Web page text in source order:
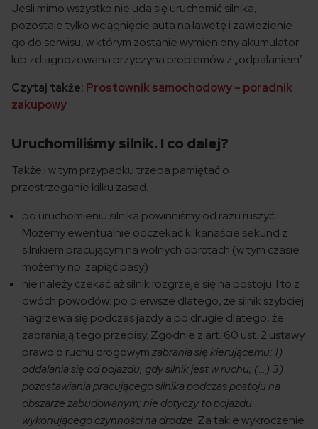
Jeśli mimo wszystko nie uda się uruchomić silnika,
pozostaje tylko wciągnięcie auta na lawetę i zawiezienie
go do serwisu, w którym zostanie wymieniony akumulator
lub zdiagnozowana przyczyna problemów z „odpalaniem”.
Czytaj także: Prostownik samochodowy – poradnik
zakupowy
Uruchomiliśmy silnik. I co dalej?
Także i w tym przypadku trzeba pamiętać o
przestrzeganie kilku zasad.
po uruchomieniu silnika powinniśmy od razu ruszyć.
Możemy ewentualnie odczekać kilkanaście sekund z
silnikiem pracującym na wolnych obrotach (w tym czasie
możemy np. zapiąć pasy)
nie należy czekać aż silnik rozgrzeje się na postoju. I to z
dwóch powodów: po pierwsze dlatego, że silnik szybciej
nagrzewa się podczas jazdy a po drugie dlatego, że
zabraniają tego przepisy. Zgodnie z art. 60 ust. 2 ustawy
prawo o ruchu drogowymzabrania się kierującemu: 1)
oddalania się od pojazdu, gdy silnik jest w ruchu; (…) 3)
pozostawiania pracującego silnika podczas postoju na
obszarze zabudowanym; nie dotyczy to pojazdu
wykonującego czynności na drodze. Za takie wykroczenie